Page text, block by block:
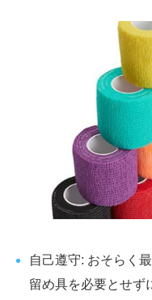
自己遵守: おそらく
留め具を必要とせず